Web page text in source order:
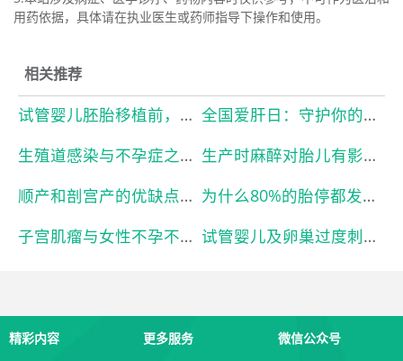
用药依据，具体请在执业医生或药师指导下操作和使用。
相关推荐
试管婴儿胚胎移植前，出现宫腔积液怎么办？
全国爱肝日：守护你的“小心肝”，从了解开始！
生殖道感染与不孕症之间的关联
生产时麻醉对胎儿有影响吗?
顺产和剖宫产的优缺点是什么？什么情况下必须选择剖宫产？
为什么80%的胎停都发生在孕早期？
子宫肌瘤与女性不孕不育有关系吗？
试管婴儿及卵巢过度刺激综合征
精彩内容 更多服务 微信公众号